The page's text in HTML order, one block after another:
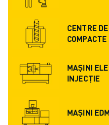
ROBODRILL PACHET EDUCAȚIONAL
MAȘINI ELECTRICE DE INJECȚIE
ROBOSHOT CĂUTARE
ROBOSHOT MAȘINI ELECTRICE DE
HARDWARE ROBOSHOT
SOFTWARE ROBOSHOT
SUSTENABILITATE ROBOSHOT
ROBOSHOT PACHET ROBOTIZARE
ROBOSHOT MENTENANȚĂ
CENTRE
COMPACTE
MAȘINI
INJECȚIE
MAȘINI